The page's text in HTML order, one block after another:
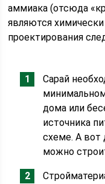
аммиака (отсюда
являются
проектирования
Сарай
дома или
источника
схеме. А вот
можно